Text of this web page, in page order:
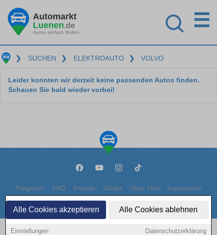
Alle Cookies akzeptieren Alle Cookies ablehnen
Einstellungen Datenschutzerklärung
Automarkt
Luenen.de
Autos einfach finden
☰
❯ SUCHEN ❯ ELEKTROAUTO ❯ VOLVO
Leider konnten wir derzeit keine passenden Autos finden.
Schauen Sie bald wieder vorbei!
Ratgeber FAQ Presse Städte Über Uns Impressum
Datenschutz Cookies
Copyright © 2000 - 2026 | 1A Infosysteme GmbH | Content by: 1a-sites-autos